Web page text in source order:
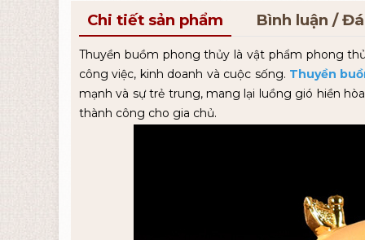
Chi tiết sản phẩm Bình luận /
Thuyền buồm phong thủy là vật phẩm phong
công việc, kinh doanh và cuộc sống. Thuyền
mạnh và sự trẻ trung, mang lại luồng gió hiền
thành công cho gia chủ.